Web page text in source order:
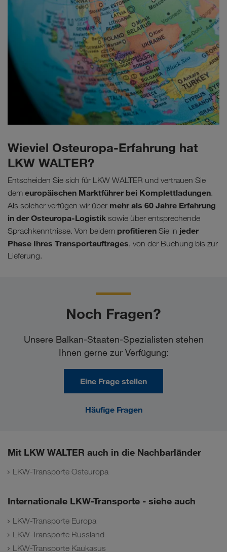
Wieviel Osteuropa-Erfahrung hat
LKW WALTER?
Entscheiden Sie sich für LKW WALTER und vertrauen Sie
dem europäischen Marktführer bei Komplettladungen.
Als solcher verfügen wir über mehr als 60 Jahre Erfahrung
in der Osteuropa-Logistik sowie über entsprechende
Sprachkenntnisse. Von beidem profitieren Sie in jeder
Phase Ihres Transportauftrages, von der Buchung bis zur
Lieferung.
Noch Fragen?
Unsere Balkan-Staaten-Spezialisten stehen
Ihnen gerne zur Verfügung:
Eine Frage stellen
Häufige Fragen
Mit LKW WALTER auch in die Nachbarländer
LKW-Transporte Osteuropa
Internationale LKW-Transporte - siehe auch
LKW-Transporte Europa
LKW-Transporte Russland
LKW-Transporte Kaukasus